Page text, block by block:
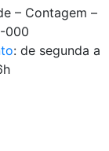
– Contagem –
000
: de segunda a